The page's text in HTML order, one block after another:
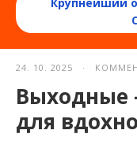
24. 10. 2025 ·
Выходные
для